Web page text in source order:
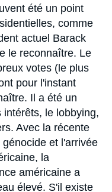
été un point
comme
actuel Barack
le reconnaître. Le
votes (le plus
pour l'instant
Il a été un
le lobbying,
Avec la récente
et l'arrivée
la
américaine a
élevé. S'il existe